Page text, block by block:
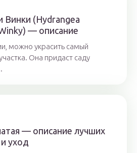
Винки (Hydrangea
— описание
можно украсить самый
Она придаст саду
— описание лучших
уход